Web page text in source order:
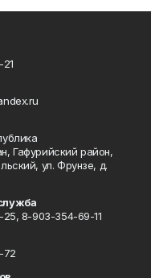
Гафурийский район,
ул. Фрунзе, д.
25, 8-903-354-69-11
72